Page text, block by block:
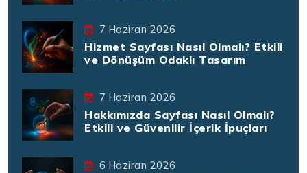
7 Haziran 2026
Hizmet Sayfası Nasıl Olmalı? Etkili
ve Dönüşüm Odaklı Tasarım
7 Haziran 2026
Hakkımızda Sayfası Nasıl Olmalı?
Etkili ve Güvenilir İçerik İpuçları
6 Haziran 2026